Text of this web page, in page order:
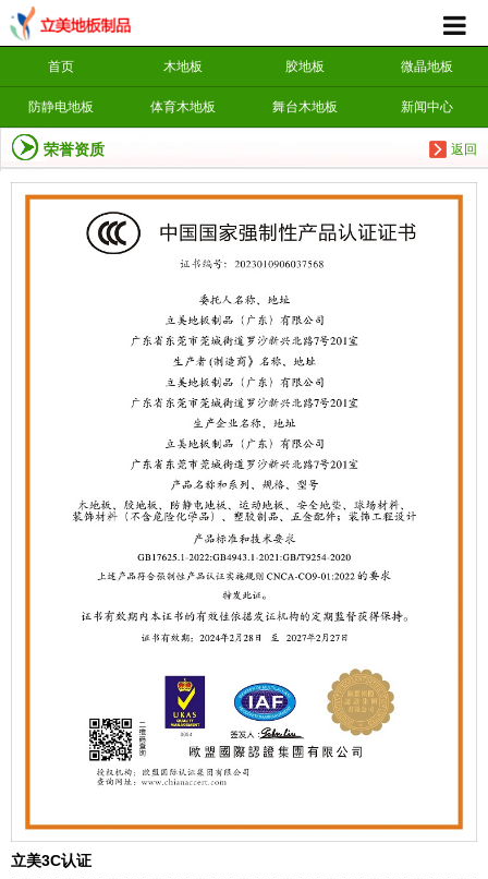
首页 木地板 胶地板 微晶地板
防静电地板 体育木地板 舞台木地板 新闻中心
返回
荣誉资质
立美3C认证